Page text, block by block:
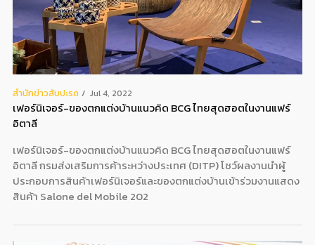
สํานักข่าวสับปะรด Jul 4, 2022
เฟอร์นิเจอร์-ของตกแต่งบ้านแนวคิด BCG ไทยสุดฮอตในงานแฟร์
อิตาลี
เฟอร์นิเจอร์-ของตกแต่งบ้านแนวคิด BCG ไทยสุดฮอตในงานแฟร์
อิตาลี กรมส่งเสริมการค้าระหว่างประเทศ (DITP) โชว์ผลงานนำผู้
ประกอบการสินค้าเฟอร์นิเจอร์และของตกแต่งบ้านเข้าร่วมงานแสดง
สินค้า Salone del Mobile 202